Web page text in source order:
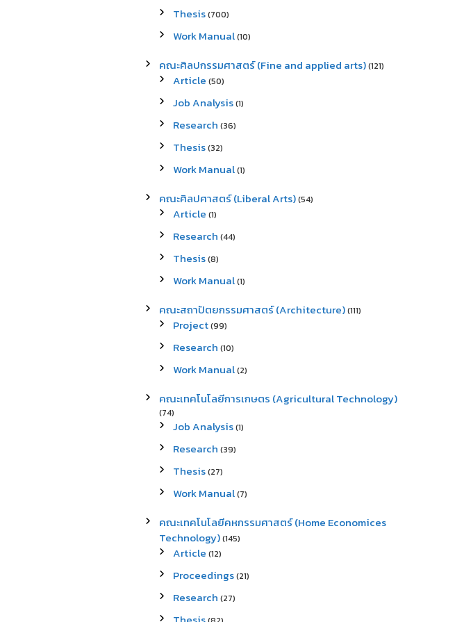
Thesis(700)
Work Manual(10)
คณะศิลปกรรมศาสตร์ (Fine and applied arts)(121)
Article (50)
Job Analysis(1)
Research (36)
Thesis(32)
Work Manual(1)
คณะศิลปศาสตร์ (Liberal Arts)(54)
Article (1)
Research (44)
Thesis(8)
Work Manual(1)
คณะสถาปัตยกรรมศาสตร์ (Architecture)(111)
Project(99)
Research (10)
Work Manual(2)
คณะเทคโนโลยีการเกษตร (Agricultural Technology)
(74)
Job Analysis(1)
Research (39)
Thesis(27)
Work Manual(7)
คณะเทคโนโลยีคหกรรมศาสตร์ (Home Economices
Technology)(145)
Article (12)
Proceedings(21)
Research (27)